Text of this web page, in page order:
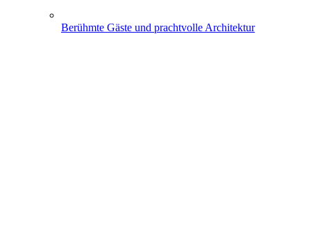
Berühmte Gäste und prachtvolle Architektur